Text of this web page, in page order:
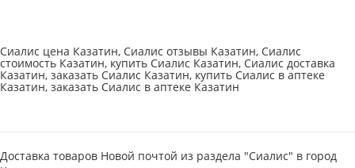
Сиалис цена Казатин, Сиалис отзывы Казатин, Сиалис
стоимость Казатин, купить Сиалис Казатин, Сиалис доставка
Казатин, заказать Сиалис Казатин, купить Сиалис в аптеке
Казатин, заказать Сиалис в аптеке Казатин
Доставка товаров Новой почтой из раздела "Сиалис" в город